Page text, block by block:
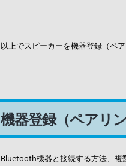
以上でスピーカーを機器登録（ペ
機器登録（ペアリ
Bluetooth機器と接続する方法、複